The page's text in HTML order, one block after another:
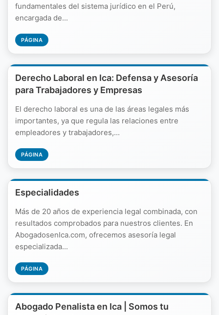
fundamentales del sistema jurídico en el Perú,
encargada de...
PÁGINA
Derecho Laboral en Ica: Defensa y Asesoría
para Trabajadores y Empresas
El derecho laboral es una de las áreas legales más
importantes, ya que regula las relaciones entre
empleadores y trabajadores,...
PÁGINA
Especialidades
Más de 20 años de experiencia legal combinada, con
resultados comprobados para nuestros clientes. En
AbogadosenIca.com, ofrecemos asesoría legal
especializada...
PÁGINA
Abogado Penalista en Ica | Somos tu